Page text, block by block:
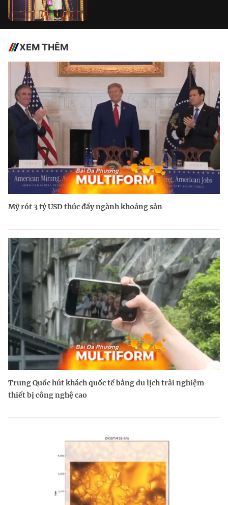
XEM THÊM
Mỹ rót 3 tỷ USD thúc đẩy ngành khoáng sản
Trung Quốc hút khách quốc tế bằng du lịch trải nghiệm
thiết bị công nghệ cao